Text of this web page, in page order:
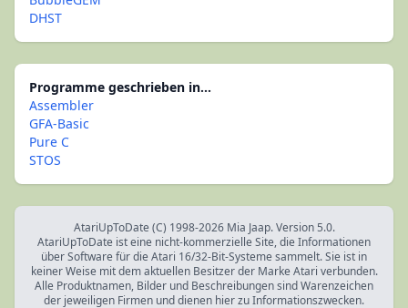
DHST
Programme geschrieben in...
Assembler
GFA-Basic
Pure C
STOS
AtariUpToDate (C) 1998-2026 Mia Jaap. Version 5.0.
AtariUpToDate ist eine nicht-kommerzielle Site, die Informationen
über Software für die Atari 16/32-Bit-Systeme sammelt. Sie ist in
keiner Weise mit dem aktuellen Besitzer der Marke Atari verbunden.
Alle Produktnamen, Bilder und Beschreibungen sind Warenzeichen
der jeweiligen Firmen und dienen hier zu Informationszwecken.